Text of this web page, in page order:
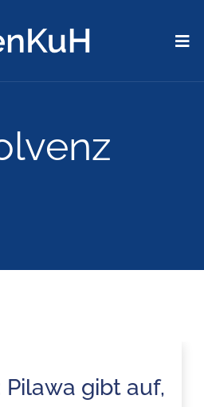
Pilawa gibt auf,